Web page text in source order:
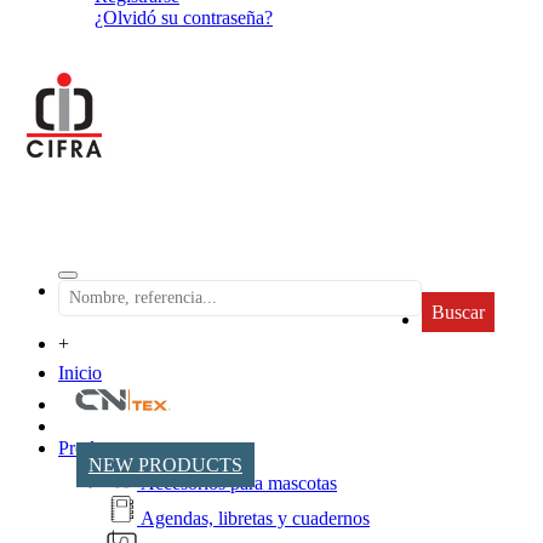
¿Olvidó su contraseña?
Buscar
+
Inicio
NEW PRODUCTS
Productos
Accesorios para mascotas
Agendas, libretas y cuadernos